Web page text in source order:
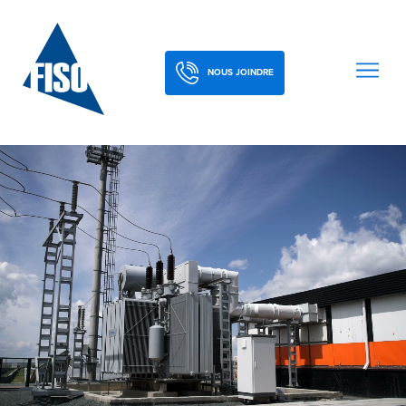
NOUS JOINDRE